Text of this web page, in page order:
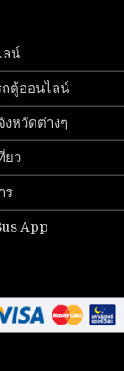
ลน์
ตู้ออนไลน์
หวัดต่างๆ
ยว
ร
App